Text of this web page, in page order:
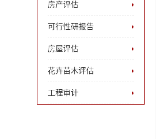
房产评估
可行性研报告
房屋评估
花卉苗木评估
工程审计